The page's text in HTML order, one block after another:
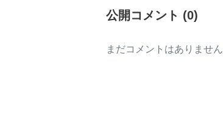
公開コメント (0)
まだコメントはありません